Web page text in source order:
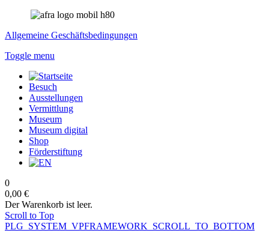
Allgemeine Geschäftsbedingungen
Toggle menu
Besuch
Ausstellungen
Vermittlung
Museum
Museum digital
Shop
Förderstiftung
0
0,00 €
Der Warenkorb ist leer.
Scroll to Top
PLG_SYSTEM_VPFRAMEWORK_SCROLL_TO_BOTTOM